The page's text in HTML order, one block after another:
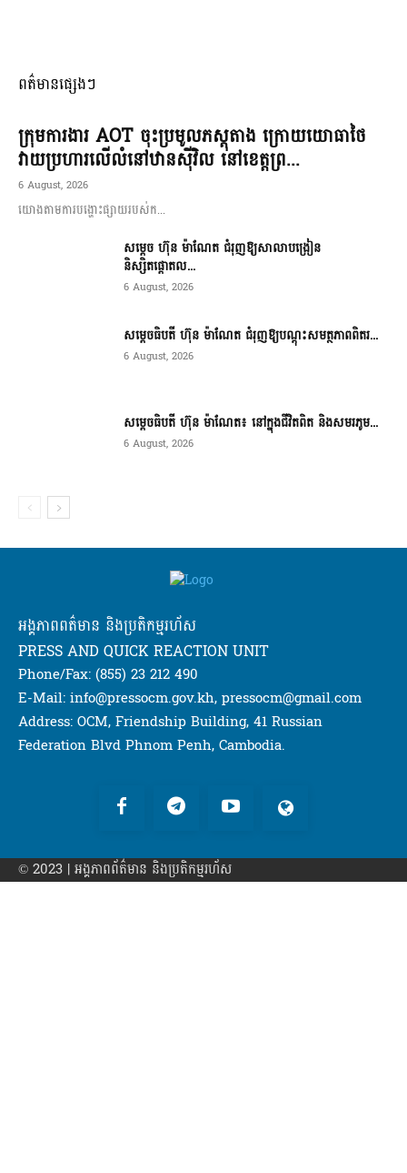
ពត៌មានផ្សេងៗ
ក្រុមការងារ AOT ចុះប្រមូលភស្តុតាង ក្រោយយោធាថៃ
វាយប្រហារលើលំនៅឋានស៊ីវិល នៅខេត្តព្រ...
6 August, 2026
យោងតាមការបង្ហោះផ្សាយរបស់ក...
សម្តេច ហ៊ុន ម៉ាណែត ជំរុញឱ្យសាលាបង្រៀន
និស្សិតផ្តោតល...
6 August, 2026
សម្តេចធិបតី ហ៊ុន ម៉ាណែត ជំរុញឱ្យបណ្តុះសមត្ថភាពពិតរ...
6 August, 2026
សម្តេចធិបតី ហ៊ុន ម៉ាណែត៖ នៅក្នុងជីវិតពិត និងសមរភូម...
6 August, 2026
អង្គភាពពត៌មាន និងប្រតិកម្មរហ័ស
PRESS AND QUICK REACTION UNIT
Phone/Fax: (855) 23 212 490
E-Mail: info@pressocm.gov.kh, pressocm@gmail.com
Address: OCM, Friendship Building, 41 Russian
Federation Blvd Phnom Penh, Cambodia.
© 2023 | អង្គភាព​ព័ត៌មាន​ និងប្រតិកម្មរហ័ស